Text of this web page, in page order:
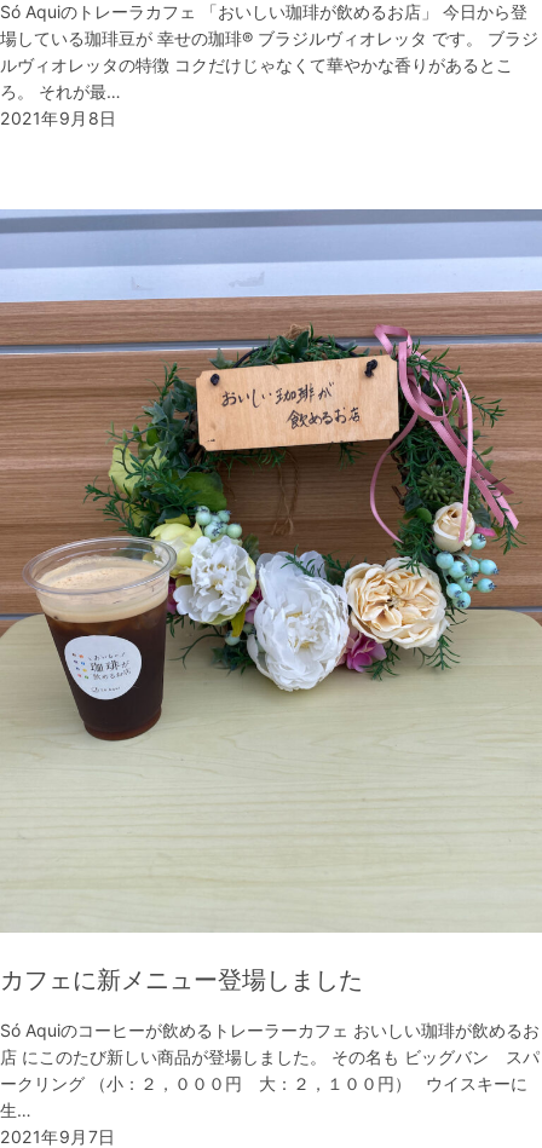
Só Aquiのトレーラカフェ 「おいしい珈琲が飲めるお店」 今日から登
場している珈琲豆が 幸せの珈琲®︎ ブラジルヴィオレッタ です。 ブラジ
ルヴィオレッタの特徴 コクだけじゃなくて華やかな香りがあるとこ
ろ。 それが最…
2021年9月8日
カフェに新メニュー登場しました
Só Aquiのコーヒーが飲めるトレーラーカフェ おいしい珈琲が飲めるお
店 にこのたび新しい商品が登場しました。 その名も ビッグバン スパ
ークリング （小：２，０００円 大：２，１００円） ウイスキーに
生…
2021年9月7日